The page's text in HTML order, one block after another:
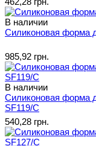
В наличии
Силиконовая форма
985,92 грн.
В наличии
Силиконовая форма
SF119/C
540,28 грн.